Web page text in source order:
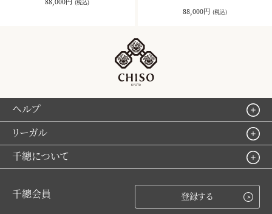
(税込)
88,000円 (税込)
ヘルプ
リーガル
千總について
千總会員 登録する